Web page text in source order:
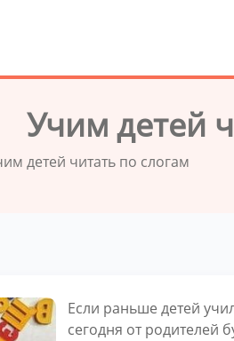
Учим детей
детей читать по слогам
Если раньше детей
сегодня от родителей